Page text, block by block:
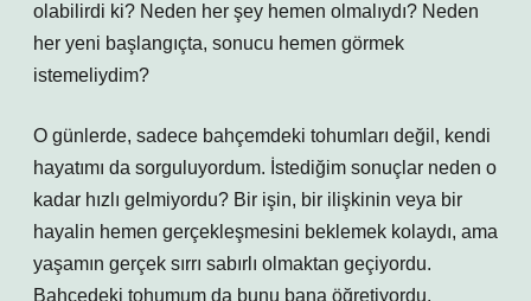
olabilirdi ki? Neden her şey hemen olmalıydı? Neden
her yeni başlangıçta, sonucu hemen görmek
istemeliydim?
O günlerde, sadece bahçemdeki tohumları değil, kendi
hayatımı da sorguluyordum. İstediğim sonuçlar neden o
kadar hızlı gelmiyordu? Bir işin, bir ilişkinin veya bir
hayalin hemen gerçekleşmesini beklemek kolaydı, ama
yaşamın gerçek sırrı sabırlı olmaktan geçiyordu.
Bahçedeki tohumum da bunu bana öğretiyordu.